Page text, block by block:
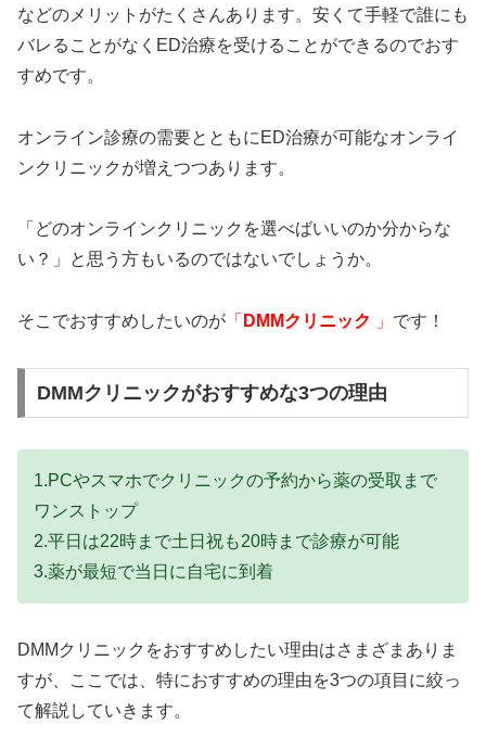
などのメリットがたくさんあります。安くて手軽で誰にも
バレることがなくED治療を受けることができるのでおす
すめです。
オンライン診療の需要とともにED治療が可能なオンライ
ンクリニックが増えつつあります。
「どのオンラインクリニックを選べばいいのか分からな
い？」と思う方もいるのではないでしょうか。
そこでおすすめしたいのが 「 DMMクリニック 」 です！
DMMクリニックがおすすめな3つの理由
1.PCやスマホでクリニックの予約から薬の受取まで
ワンストップ
2.平日は22時まで土日祝も20時まで診療が可能
3.薬が最短で当日に自宅に到着
DMMクリニックをおすすめしたい理由はさまざまありま
すが、ここでは、特におすすめの理由を3つの項目に絞っ
て解説していきます。